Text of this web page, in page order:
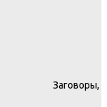
Заговоры,